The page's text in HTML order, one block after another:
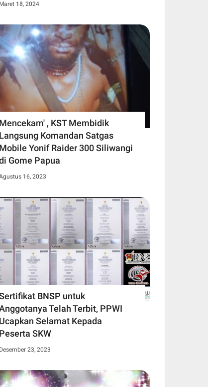
Maret 18, 2024
Mencekam' , KST Membidik
Langsung Komandan Satgas
Mobile Yonif Raider 300 Siliwangi
Gome Papua
16, 2023
BNSP untuk
Telah Terbit, PPWI
Ucapkan Selamat Kepada
Peserta SKW
Desember 23, 2023